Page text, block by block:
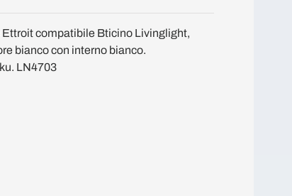
compatibile Bticino Livinglight,
bianco con interno bianco.
LN4703